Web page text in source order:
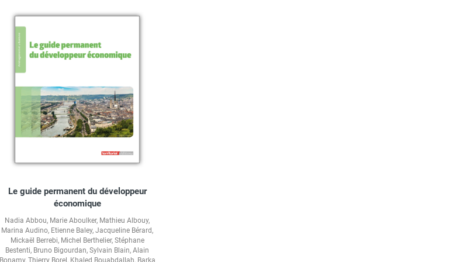
Le guide permanent du développeur
économique
Nadia Abbou, Marie Aboulker, Mathieu Albouy,
Marina Audino, Etienne Baley, Jacqueline Bérard,
Mickaël Berrebi, Michel Berthelier, Stéphane
Bestenti, Bruno Bigourdan, Sylvain Blain, Alain
Bonamy, Thierry Borel , Khaled Bouabdallah, Barka